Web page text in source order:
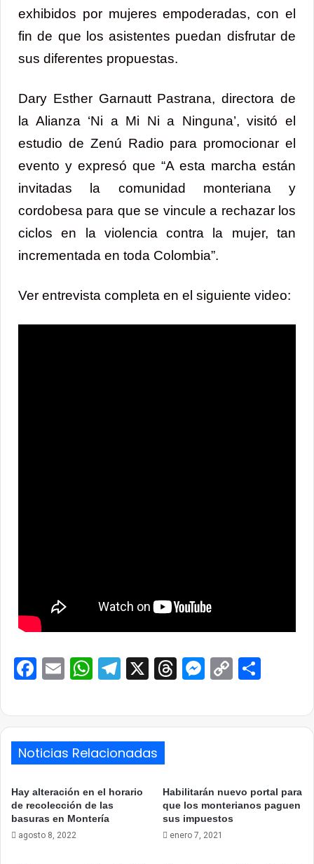
exhibidos por mujeres empoderadas, con el
fin de que los asistentes puedan disfrutar de
sus diferentes propuestas.
Dary Esther Garnautt Pastrana, directora de
la Alianza ‘Ni a Mi Ni a Ninguna’, visitó el
estudio de Zenú Radio para promocionar el
evento y expresó que “A esta marcha están
invitadas la comunidad monteriana y
cordobesa para que se vincule a rechazar los
ciclos en la violencia contra la mujer, tan
incrementada en toda Colombia”.
Ver entrevista completa en el siguiente video:
Facebook
EmailWhatsApp
Telegram
X ThreadsCopy
Noticias Relacionadas
Hay alteración en el horario
de recolección de las
basuras en Montería
agosto 8, 2022
Habilitarán nuevo portal para
que los monterianos paguen
sus impuestos
enero 7, 2021